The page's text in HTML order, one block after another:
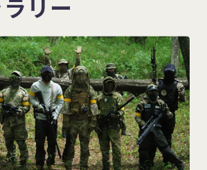
リー